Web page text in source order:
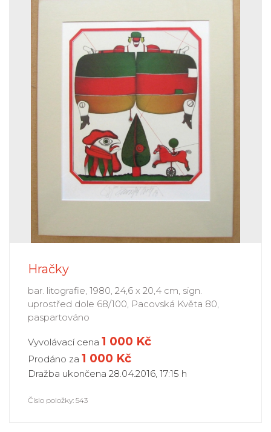
Hračky
bar. litografie, 1980, 24,6 x 20,4 cm, sign.
uprostřed dole 68/100, Pacovská Květa 80,
paspartováno
Vyvolávací cena 1 000 Kč
Prodáno za 1 000 Kč
Dražba ukončena 28.04.2016, 17:15 h
Číslo položky: 543